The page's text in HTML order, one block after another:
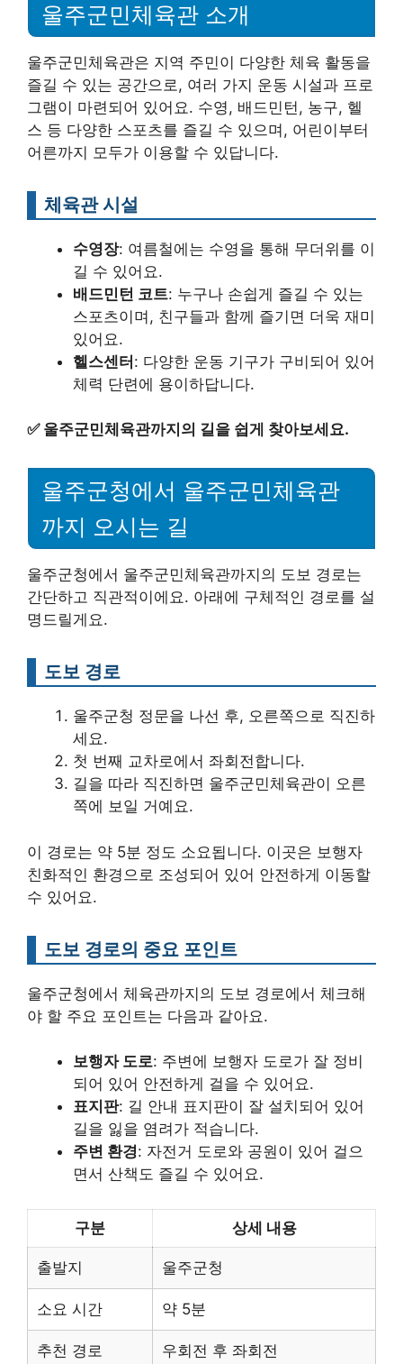
울주군민체육관 소개
울주군민체육관은 지역 주민이 다양한 체육 활동을
즐길 수 있는 공간으로, 여러 가지 운동 시설과 프로
그램이 마련되어 있어요. 수영, 배드민턴, 농구, 헬
스 등 다양한 스포츠를 즐길 수 있으며, 어린이부터
어른까지 모두가 이용할 수 있답니다.
체육관 시설
수영장: 여름철에는 수영을 통해 무더위를 이
길 수 있어요.
배드민턴 코트: 누구나 손쉽게 즐길 수 있는
스포츠이며, 친구들과 함께 즐기면 더욱 재미
있어요.
헬스센터: 다양한 운동 기구가 구비되어 있어
체력 단련에 용이하답니다.
✅ 울주군민체육관까지의 길을 쉽게 찾아보세요.
울주군청에서 울주군민체육관
까지 오시는 길
울주군청에서 울주군민체육관까지의 도보 경로는
간단하고 직관적이에요. 아래에 구체적인 경로를 설
명드릴게요.
도보 경로
울주군청 정문을 나선 후, 오른쪽으로 직진하
세요.
첫 번째 교차로에서 좌회전합니다.
길을 따라 직진하면 울주군민체육관이 오른
쪽에 보일 거예요.
이 경로는 약 5분 정도 소요됩니다. 이곳은 보행자
친화적인 환경으로 조성되어 있어 안전하게 이동할
수 있어요.
도보 경로의 중요 포인트
울주군청에서 체육관까지의 도보 경로에서 체크해
야 할 주요 포인트는 다음과 같아요.
보행자 도로: 주변에 보행자 도로가 잘 정비
되어 있어 안전하게 걸을 수 있어요.
표지판: 길 안내 표지판이 잘 설치되어 있어
길을 잃을 염려가 적습니다.
주변 환경: 자전거 도로와 공원이 있어 걸으
면서 산책도 즐길 수 있어요.
구분 상세 내용
출발지 울주군청
소요 시간 약 5분
추천 경로 우회전 후 좌회전